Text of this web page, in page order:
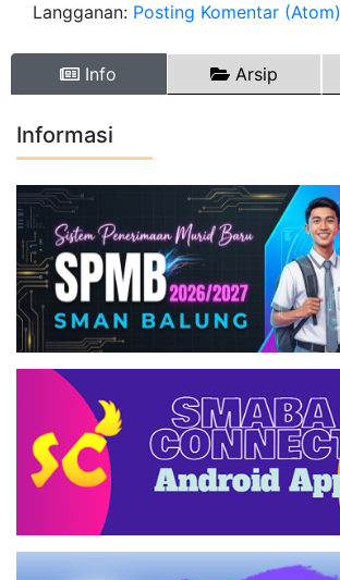
Langganan: Posting Komentar (Atom)
Info Arsip
Informasi